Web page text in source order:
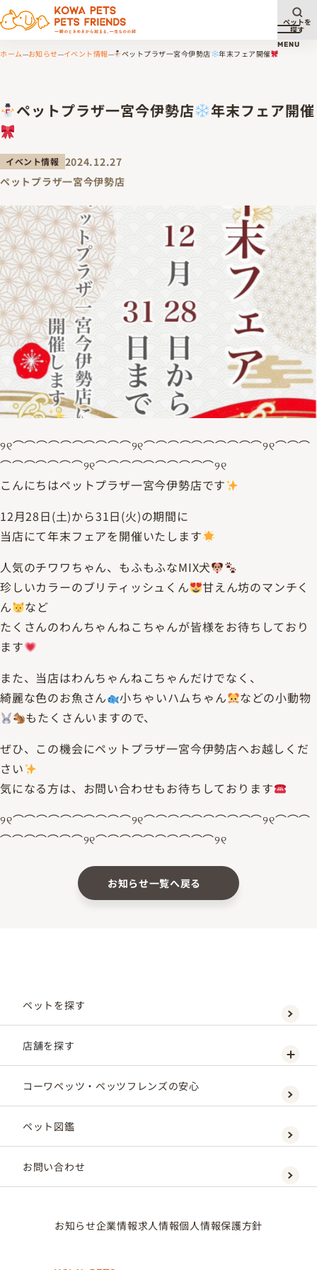
メニ
MENU
ペットを
探す
ホーム お知らせ イベント情報 ペットプラザ一宮今伊勢店 年末フェア開催
ペットプラザ一宮今伊勢店 年末フェア開催
イベント情報 2024.12.27
ペットプラザ一宮今伊勢店
୨୧⌒⌒⌒⌒⌒⌒⌒⌒⌒⌒୨୧⌒⌒⌒⌒⌒⌒⌒⌒⌒⌒୨୧⌒⌒⌒
⌒⌒⌒⌒⌒⌒⌒୨୧⌒⌒⌒⌒⌒⌒⌒⌒⌒⌒୨୧
こんにちはペットプラザ一宮今伊勢店です
12月28日(土)から31日(火)の期間に
当店にて年末フェアを開催いたします
人気のチワワちゃん、もふもふなMIX犬
珍しいカラーのブリティッシュくん
甘えん坊のマンチく
ん
など
たくさんのわんちゃんねこちゃんが皆様をお待ちしており
ます
また、当店はわんちゃんねこちゃんだけでなく、
綺麗な色のお魚さん
小ちゃいハムちゃん
などの小動物
もたくさんいますので、
ぜひ、この機会にペットプラザ一宮今伊勢店へお越しくだ
さい
気になる方は、お問い合わせもお待ちしております
୨୧⌒⌒⌒⌒⌒⌒⌒⌒⌒⌒୨୧⌒⌒⌒⌒⌒⌒⌒⌒⌒⌒୨୧⌒⌒⌒
⌒⌒⌒⌒⌒⌒⌒୨୧⌒⌒⌒⌒⌒⌒⌒⌒⌒⌒୨୧
お知らせ一覧へ戻る
ペットを探す
店舗を探す
コーワペッツ・ペッツフレンズの安心
ペット図鑑
お問い合わせ
お知らせ企業情報求人情報個人情報保護方針